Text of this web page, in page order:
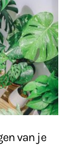
van je